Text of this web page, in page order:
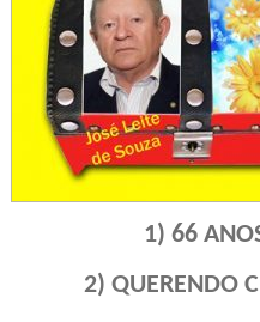
1) 66
2) QUERENDO